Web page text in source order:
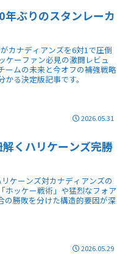
ぶりのスタンレーカ
カナディアンズを6対1で圧倒
ケーファン必見の激闘レビュ
ームの未来と今オフの補強戦略
る決定版記事です。
2026.05.31
くハリケーンズ完勝
ケーンズ対カナディアンズの
ホッケー戦術」や猛烈なフォア
の勝敗を分けた構造的要因が深
2026.05.29